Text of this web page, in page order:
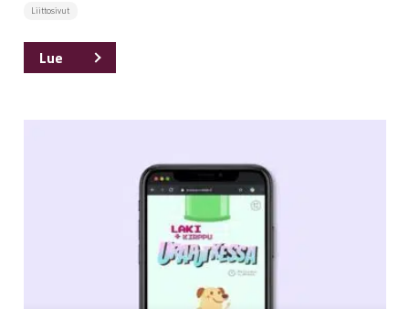
Liittosivut
Lue